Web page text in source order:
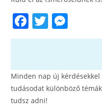
F
a
e
b
o
T
w
er
e
e
n
Minden nap új
tudásodat különböző
tudsz adni!